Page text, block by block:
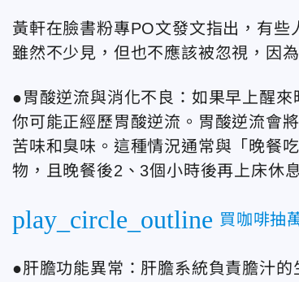
黃軒在臉書粉專PO文發文指出，有
雖然不少見，但也不應該被忽視，因
●胃酸逆流與消化不良：如果早上醒
你可能正經歷胃酸逆流。胃酸逆流會
苦味和臭味。這種情況通常與「晚餐
物，且晚餐後2、3個小時後再上床休息
play_circle_outline 買咖啡抽
●肝膽功能異常：肝膽系統負責膽汁